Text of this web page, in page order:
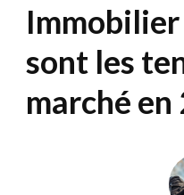
sont les
marché en